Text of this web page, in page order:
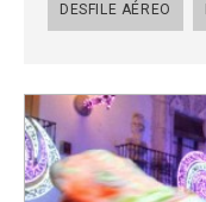
DESFILE AÉREO